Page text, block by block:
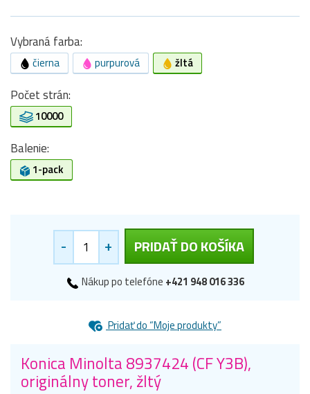
Vybraná farba:
čierna purpurová žltá
Počet strán:
10000
Balenie:
1-pack
- + PRIDAŤ DO KOŠÍKA
Nákup po telefóne +421 948 016 336
Pridať do “Moje produkty”
Konica Minolta 8937424 (CF Y3B),
originálny toner, žltý